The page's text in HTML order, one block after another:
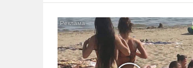
псевдонаучной фантастики,
стало всерьез обсуждаемой
идеей.